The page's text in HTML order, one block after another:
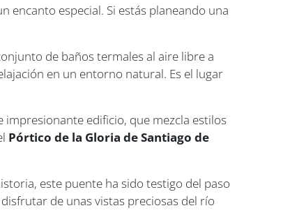
encanto especial. Si estás planeando una
de baños termales al aire libre a
en un entorno natural. Es el lugar
impresionante edificio, que mezcla estilos
Pórtico de la Gloria de Santiago de
este puente ha sido testigo del paso
de unas vistas preciosas del río